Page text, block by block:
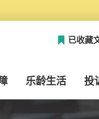
已收藏
乐龄生活 投